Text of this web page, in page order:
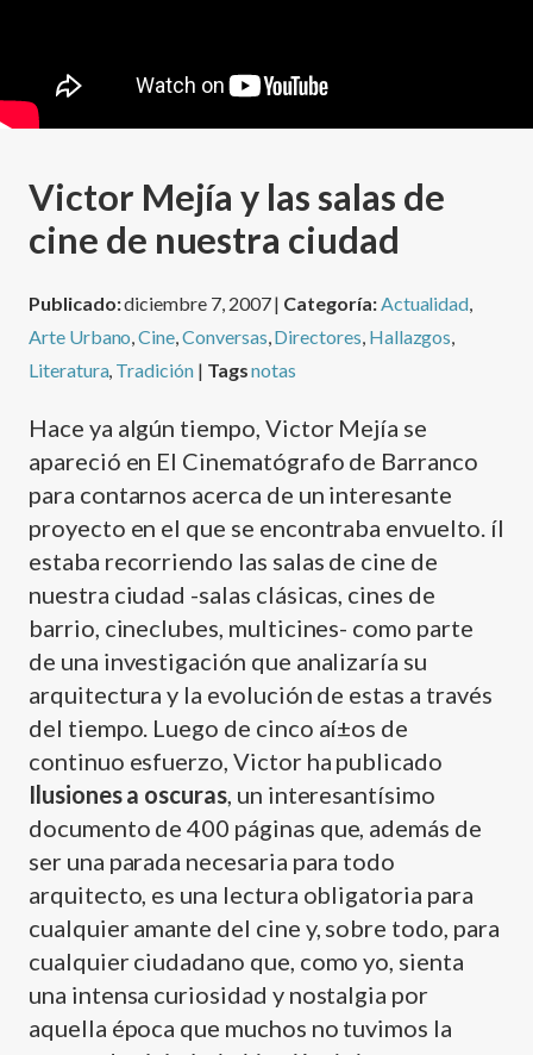
Victor Mejí­a y las salas de
cine de nuestra ciudad
Publicado:diciembre 7, 2007 | Categoría: Actualidad
Arte Urbano ,Cine ,Conversas Directores Hallazgos
Literatura, Tradición| Tagsnotas
Hace ya algún tiempo, Victor Mejí­a se
apareció en El Cinematógrafo de Barranco
para contarnos acerca de un interesante
proyecto en el que se encontraba envuelto. íl
estaba recorriendo las salas de cine de
nuestra ciudad -salas clásicas, cines de
barrio, cineclubes, multicines- como parte
de una investigación que analizarí­a su
arquitectura y la evolución de estas a través
del tiempo. Luego de cinco aí±os de
continuo esfuerzo, Victor ha publicado
Ilusiones a oscuras, un interesantí­simo
documento de 400 páginas que, además de
ser una parada necesaria para todo
arquitecto, es una lectura obligatoria para
cualquier amante del cine y, sobre todo, para
cualquier ciudadano que, como yo, sienta
una intensa curiosidad y nostalgia por
aquella época que muchos no tuvimos la